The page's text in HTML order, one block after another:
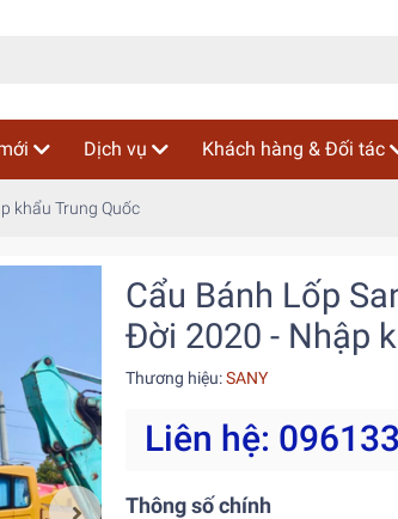
Dịch vụ Khách hàng & Đối tác
khẩu Trung Quốc
Cẩu Bánh Lốp
Đời 2020 - Nhập
Thương hiệu:SANY
Liên hệ:
Thông số chính